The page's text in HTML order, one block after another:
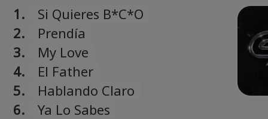
1.
Si Quieres B*C*O
2.
Prendía
3.
My Love
4.
El Father
5.
Hablando Claro
6.
Ya Lo Sabes